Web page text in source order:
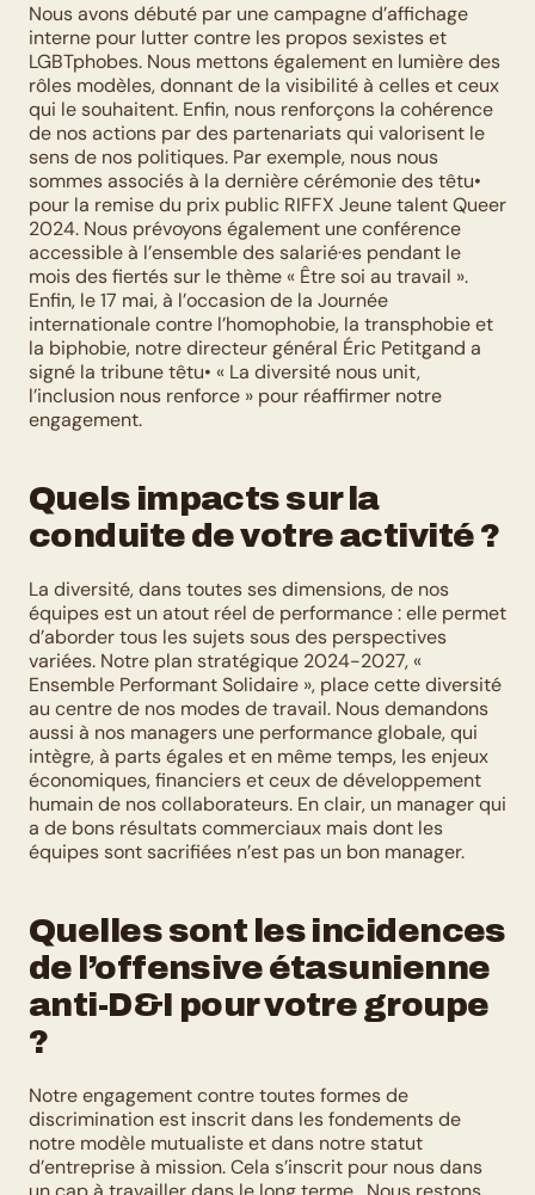
Nous avons débuté par une campagne d’affichage
interne pour lutter contre les propos sexistes et
LGBTphobes. Nous mettons également en lumière des
rôles modèles, donnant de la visibilité à celles et ceux
qui le souhaitent. Enfin, nous renforçons la cohérence
de nos actions par des partenariats qui valorisent le
sens de nos politiques. Par exemple, nous nous
sommes associés à la dernière cérémonie des têtu•
pour la remise du prix public RIFFX Jeune talent Queer
2024. Nous prévoyons également une conférence
accessible à l’ensemble des salarié·es pendant le
mois des fiertés sur le thème « Être soi au travail ».
Enfin, le 17 mai, à l’occasion de la Journée
internationale contre l’homophobie, la transphobie et
la biphobie, notre directeur général Éric Petitgand a
signé la tribune têtu• « La diversité nous unit,
l’inclusion nous renforce » pour réaffirmer notre
engagement.
Quels impacts sur la
conduite de votre activité ?
La diversité, dans toutes ses dimensions, de nos
équipes est un atout réel de performance : elle permet
d’aborder tous les sujets sous des perspectives
variées. Notre plan stratégique 2024-2027, «
Ensemble Performant Solidaire », place cette diversité
au centre de nos modes de travail. Nous demandons
aussi à nos managers une performance globale, qui
intègre, à parts égales et en même temps, les enjeux
économiques, financiers et ceux de développement
humain de nos collaborateurs. En clair, un manager qui
a de bons résultats commerciaux mais dont les
équipes sont sacrifiées n’est pas un bon manager.
Quelles sont les incidences
de l’offensive étasunienne
anti-D&I pour votre groupe
?
Notre engagement contre toutes formes de
discrimination est inscrit dans les fondements de
notre modèle mutualiste et dans notre statut
d’entreprise à mission. Cela s’inscrit pour nous dans